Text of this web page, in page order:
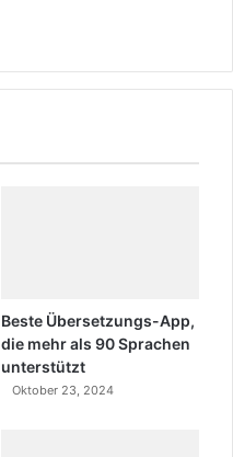
Beste Übersetzungs-App,
die mehr als 90 Sprachen
unterstützt
Oktober 23, 2024